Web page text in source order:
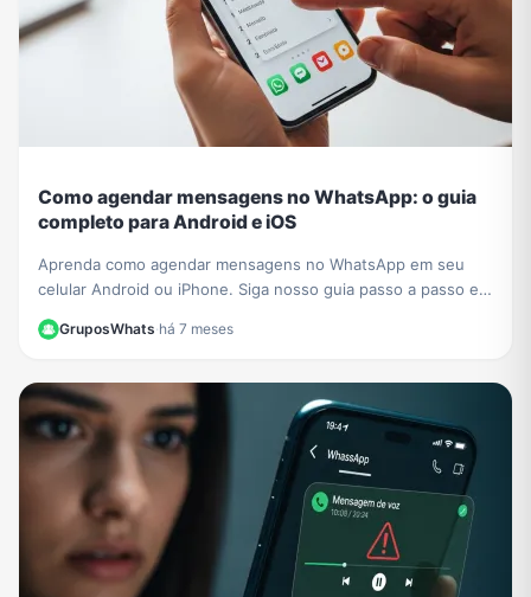
Como agendar mensagens no WhatsApp: o guia
completo para Android e iOS
Aprenda como agendar mensagens no WhatsApp em seu
celular Android ou iPhone. Siga nosso guia passo a passo e
nunca mais se esqueça de um recado importante!
GruposWhats·há 7 meses